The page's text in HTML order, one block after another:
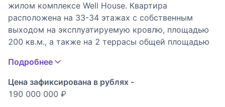
жилом комплексе Well House. Квартира
расположена на 33-34 этажах с собственным
выходом на эксплуатируемую кровлю, площадью
200 кв.м., а также на 2 террасы общей площадью
уровень: гардеробная, гостевой санузел, прихожая;
2-й уровень: гостиная с панорамным обзором на
270 градусов и домашним кинотеатром, кухня-
Подробнее
Цена зафиксирована в рублях -
190 000 000 ₽